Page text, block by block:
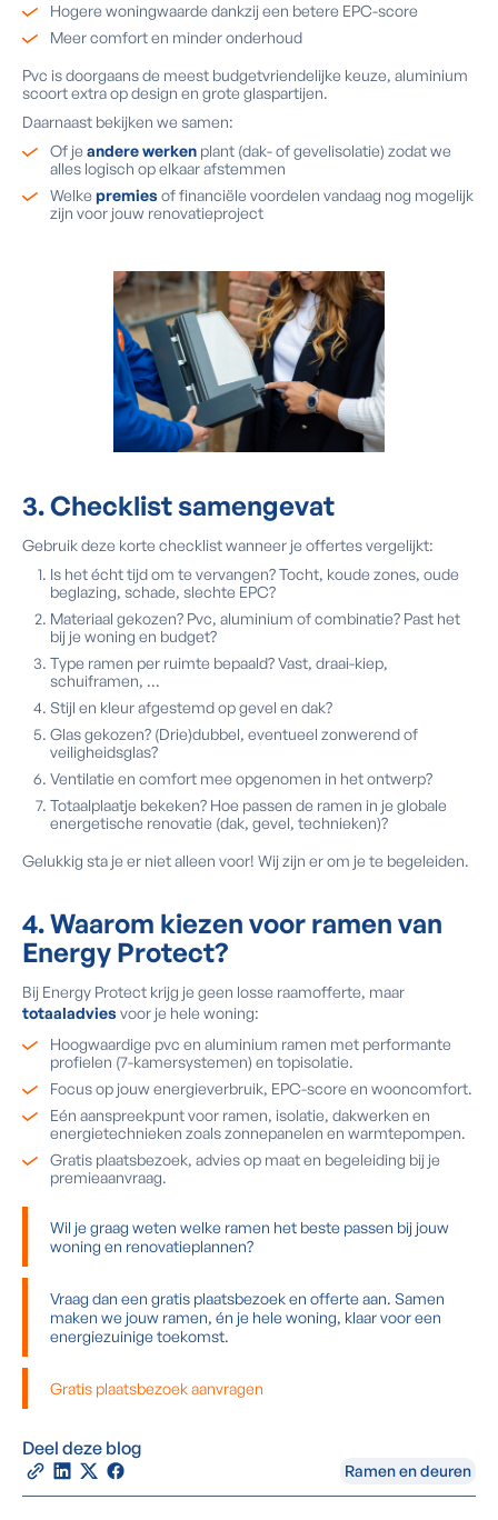
Hogere woningwaarde dankzij een betere EPC-score
Meer comfort en minder onderhoud
Pvc is doorgaans de meest budgetvriendelijke keuze, aluminium
scoort extra op design en grote glaspartijen.
Daarnaast bekijken we samen:
Of je andere werken plant (dak- of gevelisolatie) zodat we
alles logisch op elkaar afstemmen
Welke premiesof financiële voordelen vandaag nog mogelijk
zijn voor jouw renovatieproject
3. Checklist samengevat
Gebruik deze korte checklist wanneer je offertes vergelijkt:
Is het écht tijd om te vervangen? Tocht, koude zones, oude
beglazing, schade, slechte EPC?
Materiaal gekozen? Pvc, aluminium of combinatie? Past het
bij je woning en budget?
Type ramen per ruimte bepaald? Vast, draai-kiep,
schuiframen, …
Stijl en kleur afgestemd op gevel en dak?
Glas gekozen? (Drie)dubbel, eventueel zonwerend of
veiligheidsglas?
Ventilatie en comfort mee opgenomen in het ontwerp?
Totaalplaatje bekeken? Hoe passen de ramen in je globale
energetische renovatie (dak, gevel, technieken)?
Gelukkig sta je er niet alleen voor! Wij zijn er om je te begeleiden.
4. Waarom kiezen voor ramen van
Energy Protect?
Bij Energy Protect krijg je geen losse raamofferte, maar
totaaladviesvoor je hele woning:
Hoogwaardige pvc en aluminium ramen met performante
profielen (7-kamersystemen) en topisolatie.
Focus op jouw energieverbruik, EPC-score en wooncomfort.
Eén aanspreekpunt voor ramen, isolatie, dakwerken en
energietechnieken zoals zonnepanelen en warmtepompen.
Gratis plaatsbezoek, advies op maat en begeleiding bij je
premieaanvraag.
Wil je graag weten welke ramen het beste passen bij jouw
woning en renovatieplannen?
Vraag dan een gratis plaatsbezoek en offerte aan. Samen
maken we jouw ramen, én je hele woning, klaar voor een
energiezuinige toekomst.
Gratis plaatsbezoek aanvragen
Deel deze blog
Ramen en deuren